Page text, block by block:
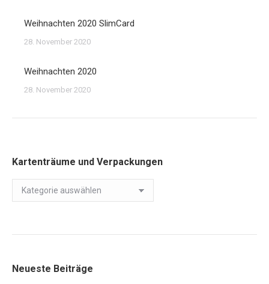
Weihnachten 2020 SlimCard
28. November 2020
Weihnachten 2020
28. November 2020
Kartenträume und Verpackungen
Kartenträume
und
Neueste Beiträge